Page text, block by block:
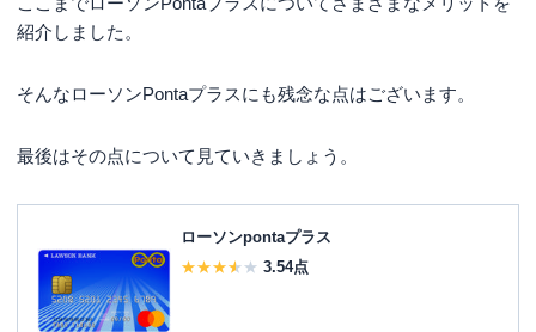
紹介しました。
そんなローソンPontaプラスにも残念な点はございます。
最後はその点について見ていきましょう。
ローソンpontaプラス
3.54点